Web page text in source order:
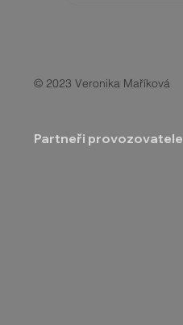
© 2023 Veronika Maříková
Partneři provozovatele